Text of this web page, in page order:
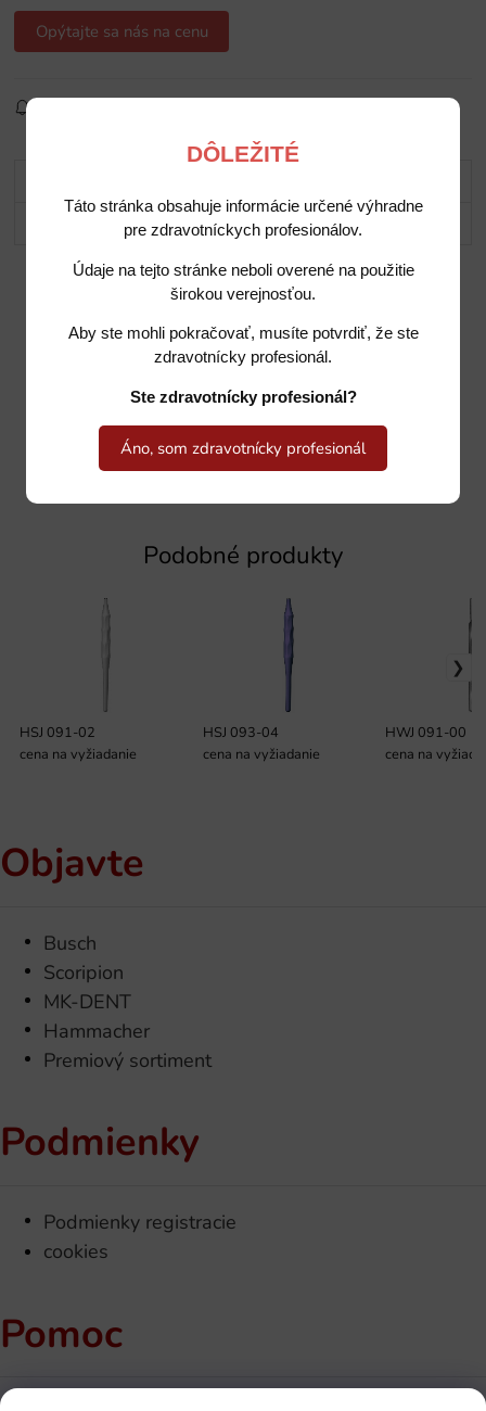
DÔLEŽITÉ
Táto stránka obsahuje informácie určené výhradne
pre zdravotníckych profesionálov.
Údaje na tejto stránke neboli overené na použitie
širokou verejnosťou.
Aby ste mohli pokračovať, musíte potvrdiť, že ste
zdravotnícky profesionál.
Ste zdravotnícky profesionál?
Áno, som zdravotnícky profesionál
Opýtajte sa nás na cenu
Potrebujete poradiť?
Podobné produkty
HSJ 091-02
cena na vyžiadanie
HSJ 093-04
cena na vyžiadanie
HWJ 091-00
cena na
Objavte
Busch
Scoripion
MK-DENT
Hammacher
Premiový sortiment
Podmienky
Podmienky registracie
cookies
Pomoc